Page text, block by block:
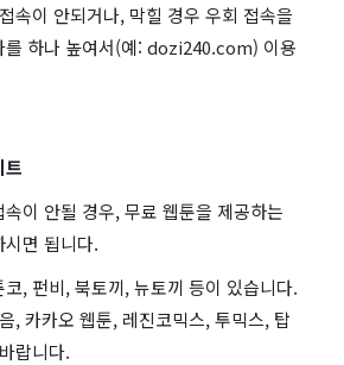
속이 안되거나, 막힐 경우 우회 접속을
를 하나 높여서(예: dozi240.com) 이용
트
이 안될 경우, 무료 웹툰을 제공하는
면 됩니다.
, 펀비, 북토끼, 뉴토끼 등이 있습니다.
, 카카오 웹툰, 레진코믹스, 투믹스, 탑
랍니다.